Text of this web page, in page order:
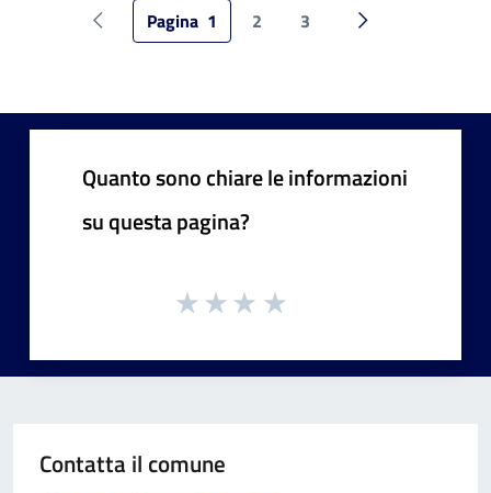
Pagina precedente
Pagina 1 2 3 Pagina
Quanto sono chiare le informazioni
su questa pagina?
Contatta il comune